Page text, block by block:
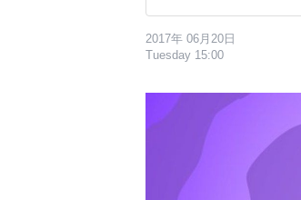
2017年 06月20日
Tuesday 15:00